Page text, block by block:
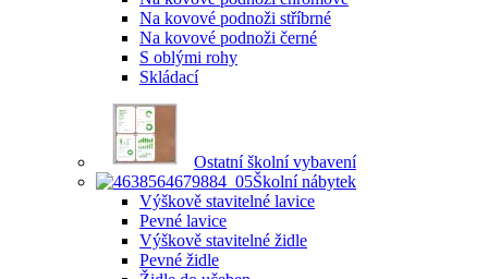
Na kovové podnoži stříbrné
Na kovové podnoži černé
S oblými rohy
Skládací
Ostatní školní vybavení
Školní nábytek
Výškově stavitelné lavice
Pevné lavice
Výškově stavitelné židle
Pevné židle